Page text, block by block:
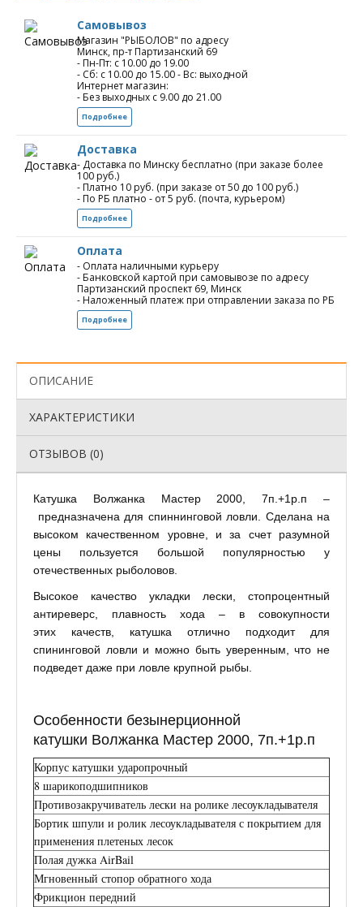
Самовывоз
Магазин "РЫБОЛОВ" по адресу
Минск, пр-т Партизанский 69
- Пн-Пт: с 10.00 до 19.00
- Сб: с 10.00 до 15.00 - Вс: выходной
Интернет магазин:
- Без выходных с 9.00 до 21.00
Подробнее
Доставка
- Доставка по Минску бесплатно (при заказе более
100 руб.)
- Платно 10 руб. (при заказе от 50 до 100 руб.)
- По РБ платно - от 5 руб. (почта, курьером)
Подробнее
Оплата
- Оплата наличными курьеру
- Банковской картой при самовывозе по адресу
Партизанский проспект 69, Минск
- Наложенный платеж при отправлении заказа по РБ
Подробнее
ОПИСАНИЕ
ХАРАКТЕРИСТИКИ
ОТЗЫВОВ (0)
Катушка Волжанка Мастер 2000, 7п.+1р.п –
предназначена для спиннинговой ловли. Сделана на
высоком качественном уровне, и за счет разумной
цены пользуется большой популярностью у
отечественных рыболовов.
Высокое качество укладки лески, стопроцентный
антиреверс, плавность хода – в совокупности
этих качеств, катушка отлично подходит для
спининговой ловли и можно быть уверенным, что не
подведет даже при ловле крупной рыбы.
Особенности безынерционной
катушки Волжанка Мастер 2000, 7п.+1р.п
Корпус катушки ударопрочный
8 шарикоподшипников
Противозакручиватель лески на ролике лесоукладывателя
Бортик шпули и ролик лесоукладывателя с покрытием для
применения плетеных лесок
Полая дужка AirBail
Мгновенный стопор обратного хода
Фрикцион передний